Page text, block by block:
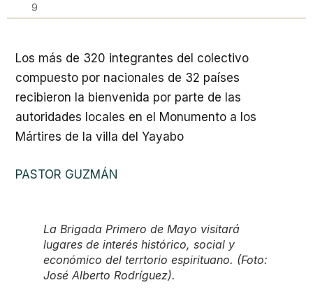
9
Los más de 320 integrantes del colectivo
compuesto por nacionales de 32 países
recibieron la bienvenida por parte de las
autoridades locales en el Monumento a los
Mártires de la villa del Yayabo
PASTOR GUZMÁN
La Brigada Primero de Mayo visitará
lugares de interés histórico, social y
económico del terrtorio espirituano. (Foto:
José Alberto Rodríguez).